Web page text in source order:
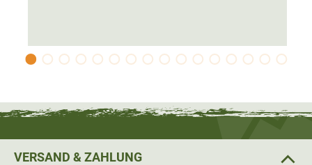
Herbstideal als Außenschicht getragen werden. Im Winter
lässt sich der Pullover bestens als wärmende
VERSAND & ZAHLUNG